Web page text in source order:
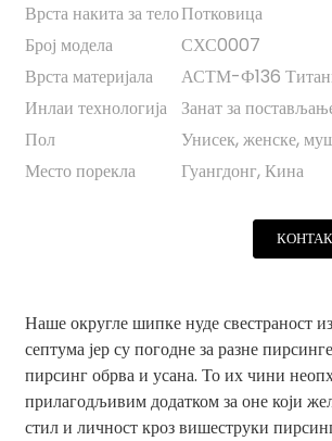
Врста накита за телоПотковица
Број модела
СХС0007
Врста материјала
АСТМ-Ф136
Инлаи технологија
Занат за
Пол
Унисек, женске,
Место порекла
Гуангдонг, Кина
Наше округле шипке нуде свестраност
септума јер су погодне за разне
пирсинг обрва и усана. То их чини
прилагодљивим додатком за оне који
стил и личност кроз вишеструки